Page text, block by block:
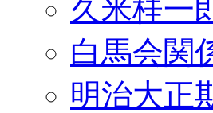
久米桂一
白馬会関
明治大正